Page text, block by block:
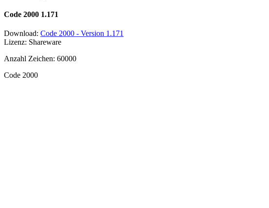
Code 2000 1.171
Download: Code 2000 - Version 1.171
Lizenz: Shareware
Anzahl Zeichen: 60000
Code 2000